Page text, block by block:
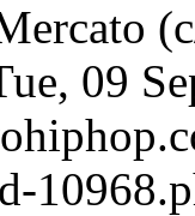
09